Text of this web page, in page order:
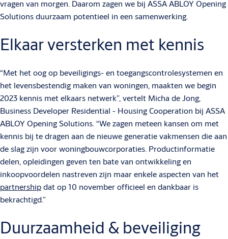
vragen van morgen. Daarom zagen we bij ASSA ABLOY Opening
Solutions duurzaam potentieel in een samenwerking.
Elkaar versterken met kennis
“Met het oog op beveiligings- en toegangscontrolesystemen en
het levensbestendig maken van woningen, maakten we begin
2023 kennis met elkaars netwerk”, vertelt Micha de Jong,
Business Developer Residential - Housing Cooperation bij ASSA
ABLOY Opening Solutions. “We zagen meteen kansen om met
kennis bij te dragen aan de nieuwe generatie vakmensen die aan
de slag zijn voor woningbouwcorporaties. Productinformatie
delen, opleidingen geven ten bate van ontwikkeling en
inkoopvoordelen nastreven zijn maar enkele aspecten van het
partnershipdat op 10 november officieel en dankbaar is
bekrachtigd.”
Duurzaamheid & beveiliging